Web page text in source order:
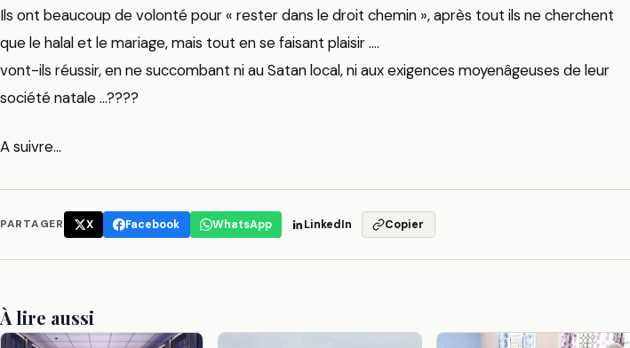
Ils ont beaucoup de volonté pour « rester dans le droit chemin », après tout ils ne cherchent
que le halal et le mariage, mais tout en se faisant plaisir ….
vont-ils réussir, en ne succombant ni au Satan local, ni aux exigences moyenâgeuses de leur
société natale …????
A suivre…
PARTAGER X Facebook WhatsApp LinkedIn Copier
À lire aussi